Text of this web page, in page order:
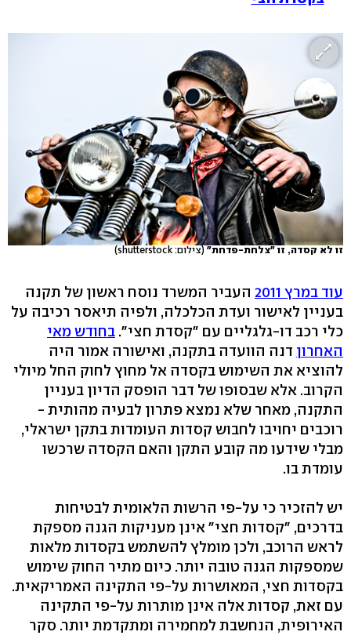
זו לא קסדה, זו "צלחת-פדחת"(צילום: shutterstock)
עוד במרץ 2011
העביר המשרד נוסח ראשון של תקנה
בעניין לאישור ועדת הכלכלה, ולפיה תיאסר רכיבה על
כלי רכב דו-גלגליים עם "קסדת חצי". בחודש מאי
האחרון דנה הוועדה בתקנה, ואישורה אמור היה
להוציא את השימוש בקסדה אל מחוץ לחוק החל מיולי
הקרוב. אלא שבסופו של דבר הופסק הדיון בעניין
התקנה, מאחר שלא נמצא פתרון לבעיה מהותית -
רוכבים יחויבו לחבוש קסדות העומדות בתקן ישראלי,
מבלי שידעו מה קובע התקן והאם הקסדה שרכשו
עומדת בו.
יש להזכיר כי על-פי הרשות הלאומית לבטיחות
בדרכים, "קסדות חצי" אינן מעניקות הגנה מספקת
לראש הרוכב, ולכן מומלץ להשתמש בקסדות מלאות
שמספקות הגנה טובה יותר. כיום מתיר החוק שימוש
בקסדות חצי, המאושרות על-פי התקינה האמריקאית.
עם זאת, קסדות אלה אינן מותרות על-פי התקינה
האירופית, הנחשבת למחמירה ומתקדמת יותר. סקר